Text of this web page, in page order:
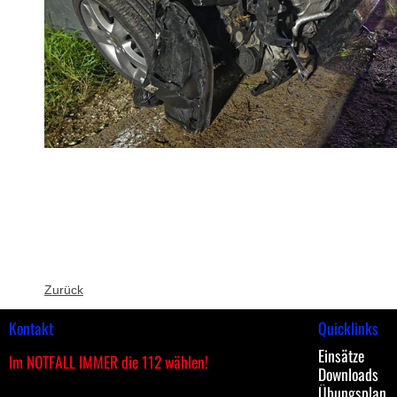
Zurück
Kontakt
Im NOTFALL IMMER die 112 wählen!
Quicklinks
Einsätze
Downloads